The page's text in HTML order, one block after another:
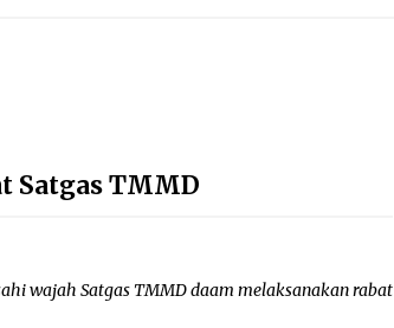
Satgas TMMD
wajah Satgas TMMD daam melaksanakan rabat